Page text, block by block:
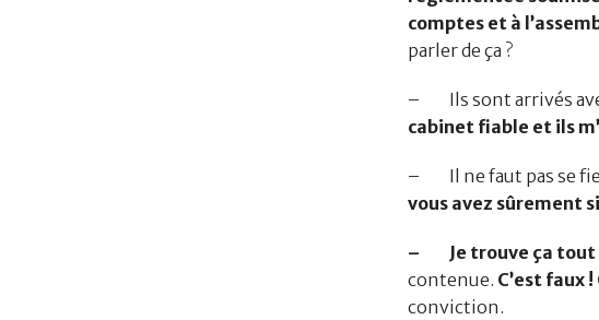
comptes et à
parler de ça ?
– Ils sont arrivés
cabinet fiable et ils
– Il ne faut pas se
vous avez sûrement
– Je trouve ça tout
contenue. C’est faux !
conviction.